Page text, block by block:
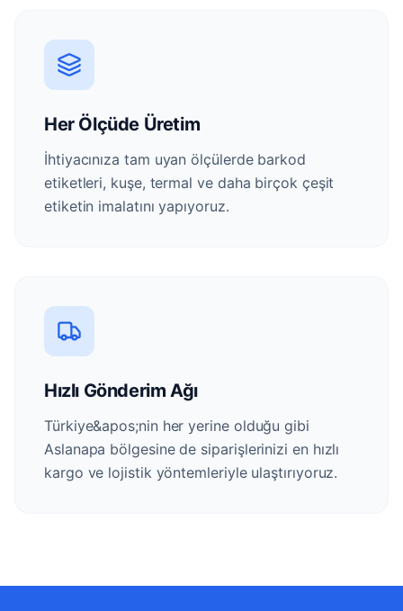
Her Ölçüde Üretim
İhtiyacınıza tam uyan ölçülerde barkod
etiketleri, kuşe, termal ve daha birçok çeşit
etiketin imalatını yapıyoruz.
Hızlı Gönderim Ağı
Türkiye&apos;nin her yerine olduğu gibi
Aslanapa bölgesine de siparişlerinizi en hızlı
kargo ve lojistik yöntemleriyle ulaştırıyoruz.